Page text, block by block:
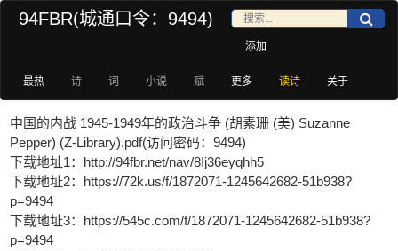
94FBR(城通口令：9494)
添加
最热 诗 词 小说 赋 更多 读诗 关于
中国的内战 1945-1949年的政治斗争 (胡素珊 (美) Suzanne
Pepper) (Z-Library).pdf(访问密码：9494)
下载地址1：http://94fbr.net/nav/8Ij36eyqhh5
下载地址2：https://72k.us/f/1872071-1245642682-51b938?
p=9494
下载地址3：https://545c.com/f/1872071-1245642682-51b938?
p=9494